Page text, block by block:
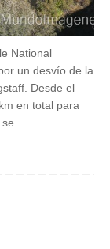
National
un desvío de la
Desde el
en total para